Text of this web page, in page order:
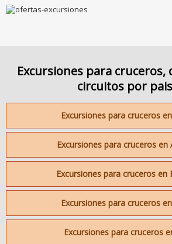
Excursiones para cruceros,
circuitos por
Excursiones para cruceros
Excursiones para cruceros en
Excursiones para cruceros en
Excursiones para cruceros
Excursiones para cruceros